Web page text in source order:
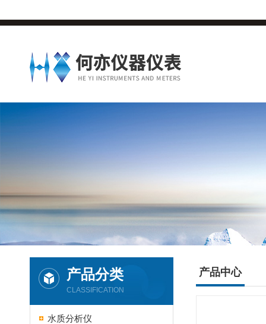
产品分类
CLASSIFICATION
水质分析仪
产品中心